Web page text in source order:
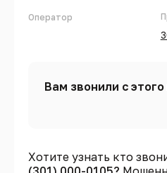
Оператор
Вам звонили с
Хотите узнать кто